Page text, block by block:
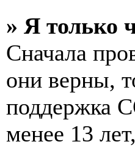
» Я только
Сначала
они верны,
поддержка
менее 13